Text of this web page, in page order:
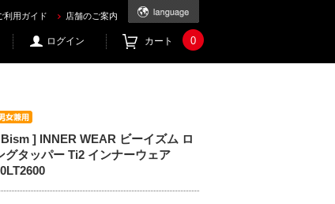
利用ガイド 店舗のご案内
ログイン カート 0
] INNER WEAR ビーイズム ロ
グタッパー Ti2 インナーウェア